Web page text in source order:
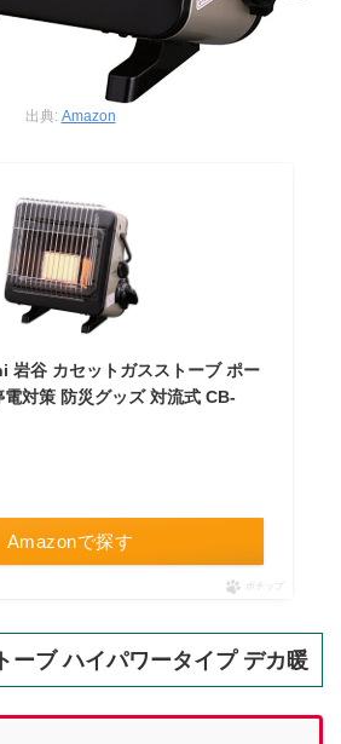
出典: Amazon
岩谷 カセットガスストーブ ポー
対策 防災グッズ 対流式 CB-
Amazonで探す
ポチップ
ーブ ハイパワータイプ デカ暖